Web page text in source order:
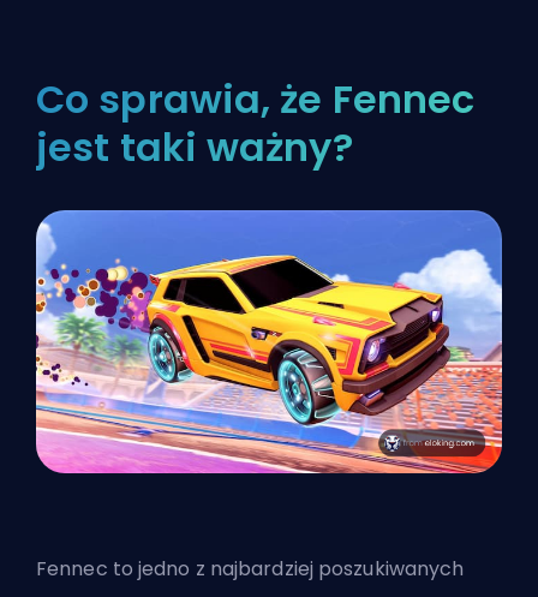
Co sprawia, że Fennec
jest taki ważny?
Fennec to jedno z najbardziej poszukiwanych